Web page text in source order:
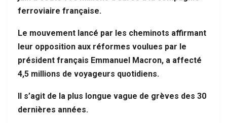
ferroviaire française.
Le mouvement lancé par les cheminots affirmant
leur opposition aux réformes voulues par le
président français Emmanuel Macron, a affecté
4,5 millions de voyageurs quotidiens.
Il s’agit de la plus longue vague de grèves des 30
dernières années.